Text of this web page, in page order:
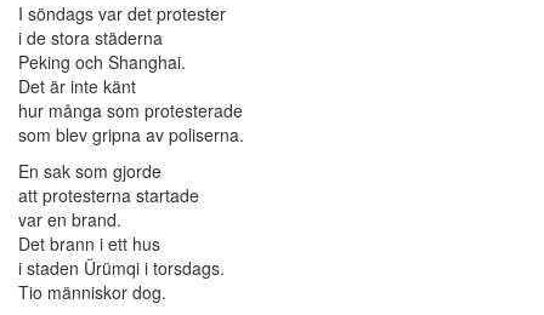
I söndags var det protester
i de stora städerna
Peking och Shanghai.
Det är inte känt
hur många som protesterade
som blev gripna av poliserna.
En sak som gjorde
att protesterna startade
var en brand.
Det brann i ett hus
i staden Ürümqi i torsdags.
Tio människor dog.